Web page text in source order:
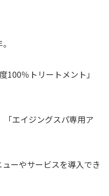
100％トリートメント」
エイジングスパ専用ア
ーやサービスを導入でき